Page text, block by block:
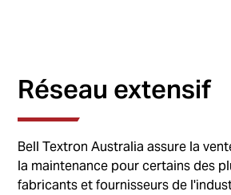
Réseau extensif
Bell Textron Australia assure la
la maintenance pour certains des
fabricants et fournisseurs de